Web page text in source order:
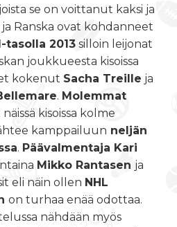
se on voittanut kaksi ja
Ranska ovat kohdanneet
tasolla 2013 silloin leijonat
joukkueesta kisoissa
kokenut Sacha Treille ja
. Molemmat
kisoissa kolme
kamppailuun neljän
. Päävalmentaja Kari
Mikko Rantasen ja
eli näin ollen NHL
on turhaa enää odottaa.
nähdään myös